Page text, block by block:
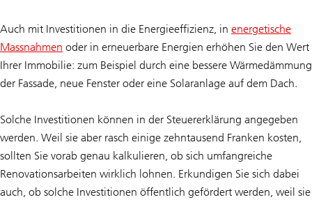
Auch mit Investitionen in die Energieeffizienz, in energetische
Massnahmen oder in erneuerbare Energien erhöhen Sie den Wert
Ihrer Immobilie: zum Beispiel durch eine bessere Wärmedämmung
der Fassade, neue Fenster oder eine Solaranlage auf dem Dach.
Solche Investitionen können in der Steuererklärung angegeben
werden. Weil sie aber rasch einige zehntausend Franken kosten,
sollten Sie vorab genau kalkulieren, ob sich umfangreiche
Renovationsarbeiten wirklich lohnen. Erkundigen Sie sich dabei
auch, ob solche Investitionen öffentlich gefördert werden, weil sie